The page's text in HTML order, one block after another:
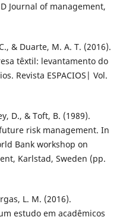
Journal of management,
& Duarte, M. A. T. (2016).
têxtil: levantamento do
Revista ESPACIOS| Vol.
D., & Toft, B. (1989).
risk management. In
Bank workshop on
Karlstad, Sweden (pp.
L. M. (2016).
estudo em acadêmicos